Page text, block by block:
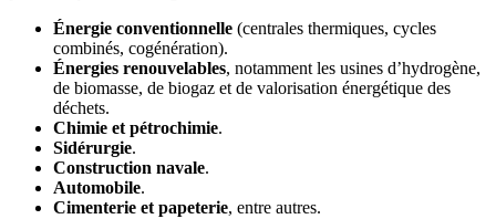
Énergie conventionnelle (centrales thermiques, cycles
combinés, cogénération).
Énergies renouvelables, notamment les usines d’hydrogène,
de biomasse, de biogaz et de valorisation énergétique des
déchets.
Chimie et pétrochimie.
Sidérurgie.
Construction navale.
Automobile.
Cimenterie et papeterie, entre autres.